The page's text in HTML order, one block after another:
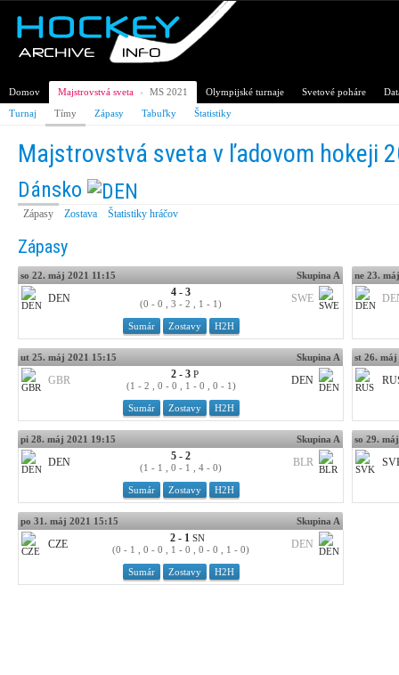
Domov Majstrovstvá sveta › MS 2021 Olympijské turnaje Svetové poháre
Turnaj
Tímy Zápasy Tabuľky Štatistiky
Majstrovstvá sveta v ľadovom hokeji
Dánsko
Zápasy Zostava Štatistiky hráčov
Zápasy
so 22. máj 2021 11:15 Skupina A
Sumár Zostavy H2H
DEN 4 - 3
(0 - 0 , 3 - 2 , 1 - 1) SWE
ne 23.
ut 25. máj 2021 15:15 Skupina A
Sumár Zostavy H2H
GBR 2 - 3 P
(1 - 2 , 0 - 0 , 1 - 0 , 0 - 1)
DEN
st 26.
pi 28. máj 2021 19:15 Skupina A
Sumár Zostavy H2H
DEN 5 - 2
(1 - 1 , 0 - 1 , 4 - 0) BLR
so 29.
po 31. máj 2021 15:15 Skupina A
Sumár Zostavy H2H
CZE 2 - 1 SN
(0 - 1 , 0 - 0 , 1 - 0 , 0 - 0 , 1 - 0)
DEN